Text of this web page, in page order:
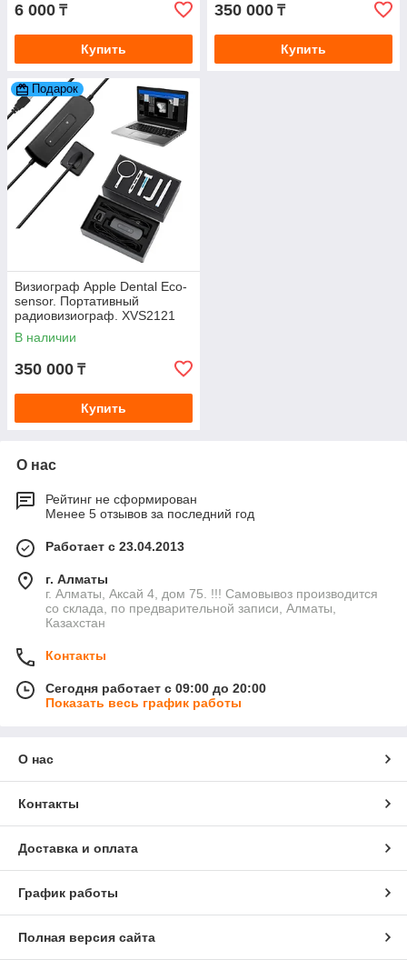
6 000 ₸
Купить
350 000 ₸
Купить
Подарок
Визиограф Apple Dental Eco-
sensor. Портативный
радиовизиограф. XVS2121
(Китай)
В наличии
350 000 ₸
Купить
О нас
Рейтинг не сформирован
Менее 5 отзывов за последний год
Работает с 23.04.2013
г. Алматы
г. Алматы, Аксай 4, дом 75. !!! Самовывоз производится
со склада, по предварительной записи, Алматы,
Казахстан
Контакты
Сегодня работает с 09:00 до 20:00
Показать весь график работы
О нас
Контакты
Доставка и оплата
График работы
Полная версия сайта